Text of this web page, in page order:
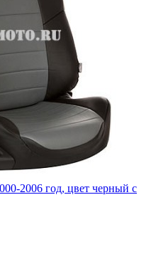
2006 год, цвет черный с